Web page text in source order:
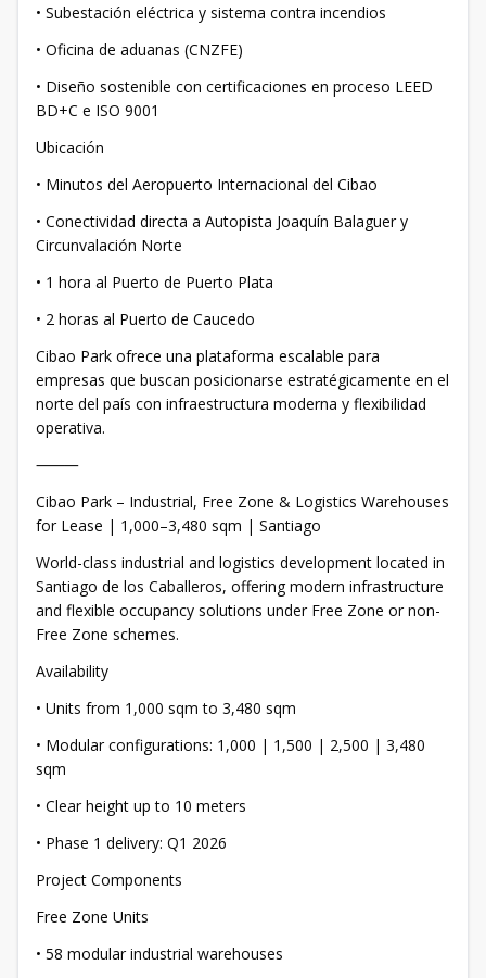
• Subestación eléctrica y sistema contra incendios
• Oficina de aduanas (CNZFE)
• Diseño sostenible con certificaciones en proceso LEED
BD+C e ISO 9001
Ubicación
• Minutos del Aeropuerto Internacional del Cibao
• Conectividad directa a Autopista Joaquín Balaguer y
Circunvalación Norte
• 1 hora al Puerto de Puerto Plata
• 2 horas al Puerto de Caucedo
Cibao Park ofrece una plataforma escalable para
empresas que buscan posicionarse estratégicamente en el
norte del país con infraestructura moderna y flexibilidad
operativa.
⸻
Cibao Park – Industrial, Free Zone & Logistics Warehouses
for Lease | 1,000–3,480 sqm | Santiago
World-class industrial and logistics development located in
Santiago de los Caballeros, offering modern infrastructure
and flexible occupancy solutions under Free Zone or non-
Free Zone schemes.
Availability
• Units from 1,000 sqm to 3,480 sqm
• Modular configurations: 1,000 | 1,500 | 2,500 | 3,480
sqm
• Clear height up to 10 meters
• Phase 1 delivery: Q1 2026
Project Components
Free Zone Units
• 58 modular industrial warehouses